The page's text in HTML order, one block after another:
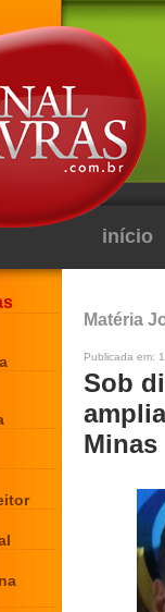
início
Matéria
Publicada em:
Sob
Minas